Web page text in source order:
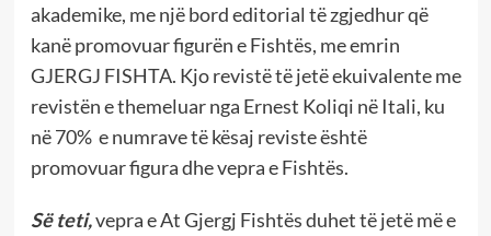
akademike, me një bord editorial të zgjedhur që
kanë promovuar figurën e Fishtës, me emrin
GJERGJ FISHTA. Kjo revistë të jetë ekuivalente me
revistën e themeluar nga Ernest Koliqi në Itali, ku
në 70% e numrave të kësaj reviste është
promovuar figura dhe vepra e Fishtës.
Së teti,vepra e At Gjergj Fishtës duhet të jetë më e